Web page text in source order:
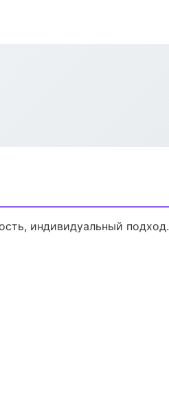
индивидуальный подход.